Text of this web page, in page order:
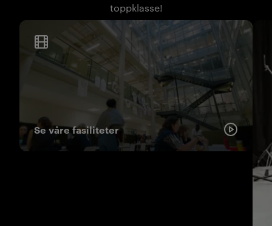
toppklasse!
Se våre fasiliteter